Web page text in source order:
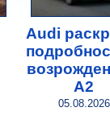
Audi
A2
05.08.2026